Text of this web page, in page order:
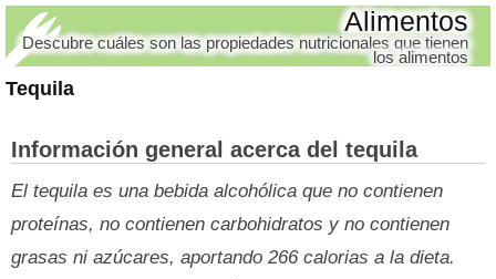
Tequila
Alimentos
Descubre cuáles son las propiedades nutricionales que tienen
los alimentos
Información general acerca del tequila
El tequila es una bebida alcohólica que no contienen
proteínas, no contienen carbohidratos y no contienen
grasas ni azúcares, aportando 266 calorias a la dieta.